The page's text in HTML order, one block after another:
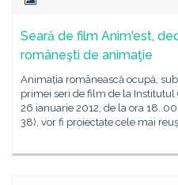
Seară de film Anim'est,
româneşti de animaţie
Animația românească ocupă,
primei seri de film de la Institutul
26 ianuarie 2012, de la ora 18.
38), vor fi proiectate cele mai